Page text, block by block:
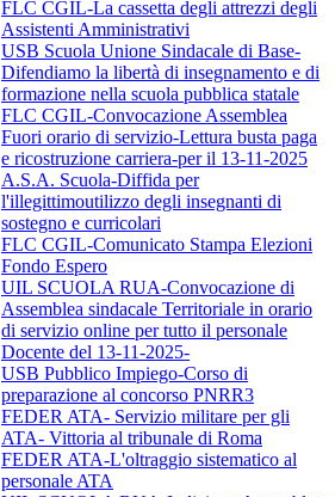
FLC CGIL-La cassetta degli attrezzi degli
Assistenti Amministrativi
USB Scuola Unione Sindacale di Base-
Difendiamo la libertà di insegnamento e di
formazione nella scuola pubblica statale
FLC CGIL-Convocazione Assemblea
Fuori orario di servizio-Lettura busta paga
e ricostruzione carriera-per il 13-11-2025
A.S.A. Scuola-Diffida per
l'illegittimoutilizzo degli insegnanti di
sostegno e curricolari
FLC CGIL-Comunicato Stampa Elezioni
Fondo Espero
UIL SCUOLA RUA-Convocazione di
Assemblea sindacale Territoriale in orario
di servizio online per tutto il personale
Docente del 13-11-2025-
USB Pubblico Impiego-Corso di
preparazione al concorso PNRR3
FEDER ATA- Servizio militare per gli
ATA- Vittoria al tribunale di Roma
FEDER ATA-L'oltraggio sistematico al
personale ATA